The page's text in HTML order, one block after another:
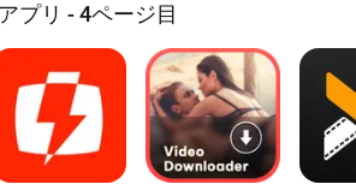
プリ - 4ページ目